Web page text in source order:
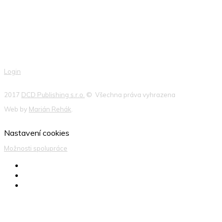
Login
2017 DCD Publishing s.r.o. © Všechna práva vyhrazena
Web by Marián Rehák
Nastavení cookies
Možnosti spolupráce